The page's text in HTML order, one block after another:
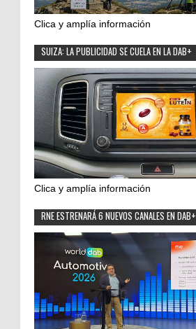
Clica y amplía información
SUIZA: LA PUBLICIDAD SE CUELA EN LA DAB+
Clica y amplía información
RNE ESTRENARÁ 6 NUEVOS CANALES EN DAB+